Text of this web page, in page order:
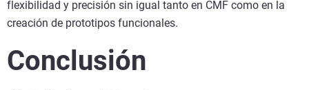
flexibilidad y precisión sin igual tanto en CMF como en la
creación de prototipos funcionales.
Conclusión